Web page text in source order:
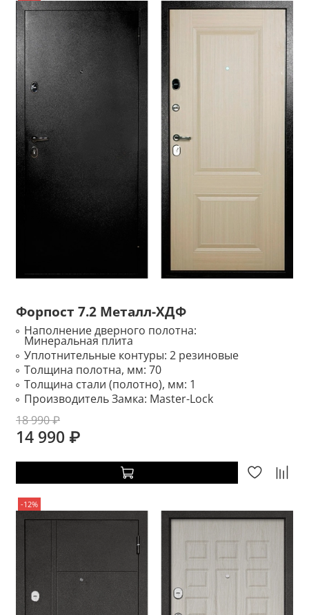
Форпост 7.2 Металл-ХДФ
Наполнение дверного полотна:
Минеральная плита
Уплотнительные контуры: 2 резиновые
Толщина полотна, мм: 70
Толщина стали (полотно), мм: 1
Производитель Замка: Master-Lock
18 990 ₽
14 990 ₽
-12%